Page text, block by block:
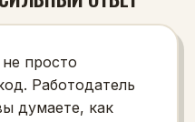
просто
Работодатель
думаете, как